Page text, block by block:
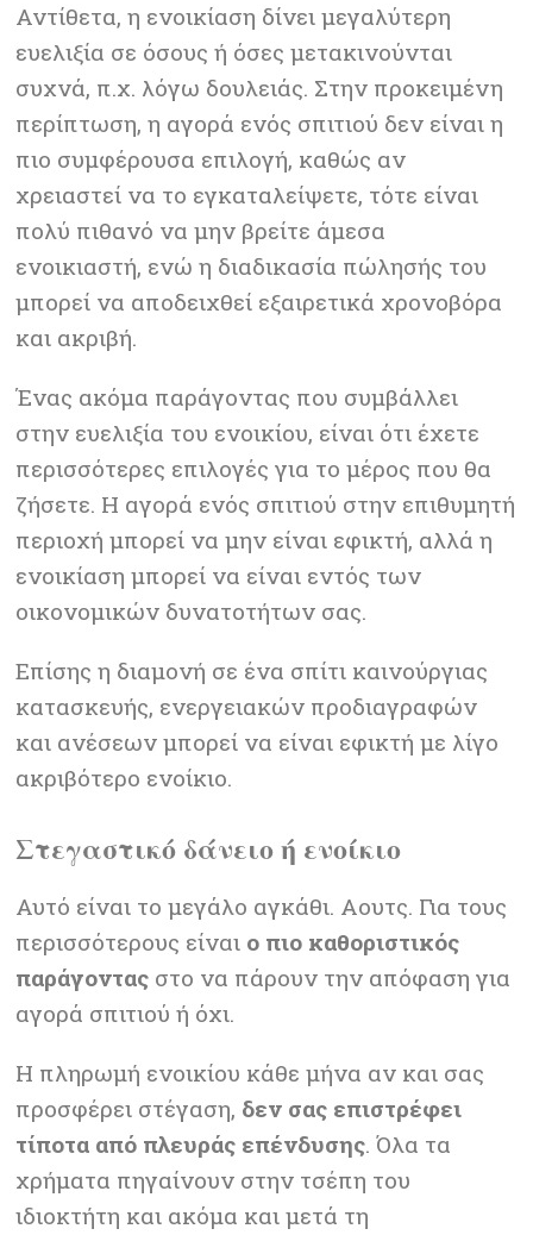
Αντίθετα, η ενοικίαση δίνει μεγαλύτερη
ευελιξία σε όσους ή όσες μετακινούνται
συχνά, π.χ. λόγω δουλειάς. Στην προκειμένη
περίπτωση, η αγορά ενός σπιτιού δεν είναι η
πιο συμφέρουσα επιλογή, καθώς αν
χρειαστεί να το εγκαταλείψετε, τότε είναι
πολύ πιθανό να μην βρείτε άμεσα
ενοικιαστή, ενώ η διαδικασία πώλησής του
μπορεί να αποδειχθεί εξαιρετικά χρονοβόρα
και ακριβή.
Ένας ακόμα παράγοντας που συμβάλλει
στην ευελιξία του ενοικίου, είναι ότι έχετε
περισσότερες επιλογές για το μέρος που θα
ζήσετε. Η αγορά ενός σπιτιού στην επιθυμητή
περιοχή μπορεί να μην είναι εφικτή, αλλά η
ενοικίαση μπορεί να είναι εντός των
οικονομικών δυνατοτήτων σας.
Επίσης η διαμονή σε ένα σπίτι καινούργιας
κατασκευής, ενεργειακών προδιαγραφών
και ανέσεων μπορεί να είναι εφικτή με λίγο
ακριβότερο ενοίκιο.
Στεγαστικό δάνειο ή ενοίκιο
Αυτό είναι το μεγάλο αγκάθι. Αουτς. Για τους
περισσότερους είναι ο πιο καθοριστικός
παράγοντας στο να πάρουν την απόφαση για
αγορά σπιτιού ή όχι.
Η πληρωμή ενοικίου κάθε μήνα αν και σας
προσφέρει στέγαση, δεν σας επιστρέφει
τίποτα από πλευράς επένδυσης. Όλα τα
χρήματα πηγαίνουν στην τσέπη του
ιδιοκτήτη και ακόμα και μετά τη